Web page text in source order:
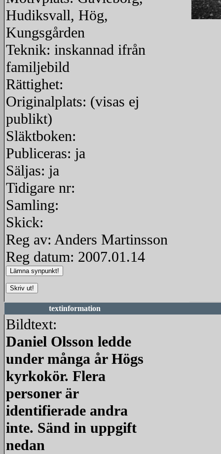
Hudiksvall, Hög,
Kungsgården
Teknik: inskannad ifrån
familjebild
Rättighet:
Originalplats: (visas ej
publikt)
Släktboken:
Publiceras: ja
Säljas: ja
Tidigare nr:
Samling:
Skick:
Reg av: Anders Martinsson
Reg datum: 2007.01.14
textinformation
Bildtext:
Daniel Olsson ledde
under många år Högs
kyrkokör. Flera
personer är
identifierade andra
inte. Sänd in uppgift
nedan